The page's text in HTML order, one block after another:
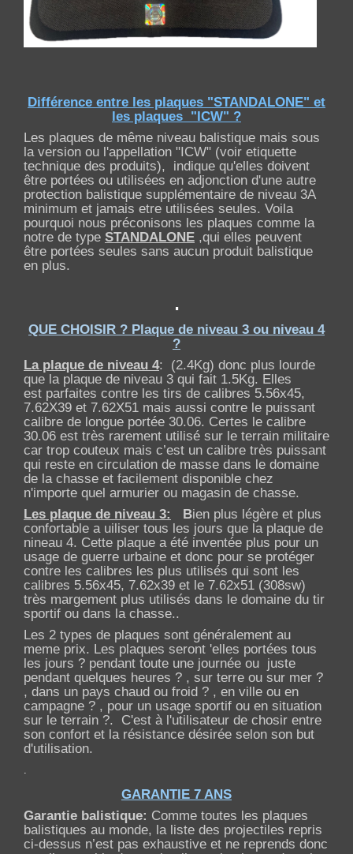
Différence entre les plaques "STANDALONE" et
les plaques "ICW" ?
Les plaques de même niveau balistique mais sous
la version ou l'appellation "ICW" (voir etiquette
technique des produits), indique qu'elles doivent
être portées ou utilisées en adjonction d'une autre
protection balistique supplémentaire de niveau 3A
minimum et jamais etre utilisées seules. Voila
pourquoi nous préconisons les plaques comme la
notre de type STANDALONE ,qui elles peuvent
être portées seules sans aucun produit balistique
en plus.
.
QUE CHOISIR ? Plaque de niveau 3 ou niveau 4
?
La plaque de niveau 4: (2.4Kg) donc plus lourde
que la plaque de niveau 3 qui fait 1.5Kg. Elles
est parfaites contre les tirs de calibres 5.56x45,
7.62X39 et 7.62X51 mais aussi contre le puissant
calibre de longue portée 30.06. Certes le calibre
30.06 est très rarement utilisé sur le terrain militaire
car trop couteux mais c’est un calibre très puissant
qui reste en circulation de masse dans le domaine
de la chasse et facilement disponible chez
n'importe quel armurier ou magasin de chasse.
Les plaque de niveau 3:
Bien plus légère et plus
confortable a uiliser tous les jours que la plaque de
nineau 4. Cette plaque a été inventée plus pour un
usage de guerre urbaine et donc pour se protéger
contre les calibres les plus utilisés qui sont les
calibres 5.56x45, 7.62x39 et le 7.62x51 (308sw)
très margement plus utilisés dans le domaine du tir
sportif ou dans la chasse..
Les 2 types de plaques sont généralement au
meme prix. Les plaques seront 'elles portées tous
les jours ? pendant toute une journée ou juste
pendant quelques heures ? , sur terre ou sur mer ?
, dans un pays chaud ou froid ? , en ville ou en
campagne ? , pour un usage sportif ou en situation
sur le terrain ?. C'est à l'utilisateur de chosir entre
son confort et la résistance désirée selon son but
d'utilisation.
.
GARANTIE 7 ANS
Garantie balistique: Comme toutes les plaques
balistiques au monde, la liste des projectiles repris
ci-dessus n’est pas exhaustive et ne reprends donc